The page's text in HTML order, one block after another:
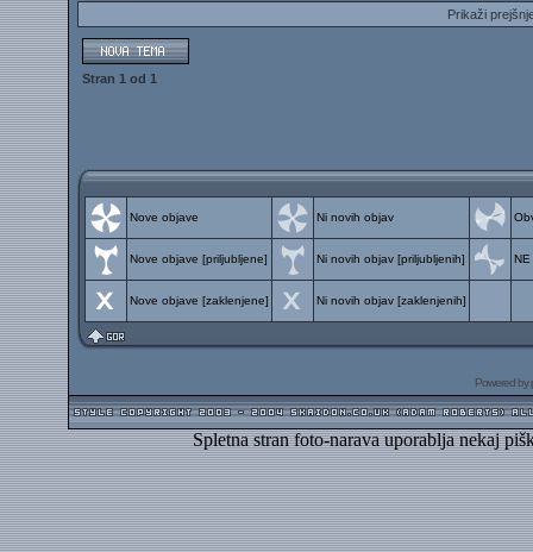
Prikaži
Stran 1 od 1
Nove objave Ni novih objav
Nove objave [priljubljene] Ni novih objav [priljubljenih] NE
Nove objave [zaklenjene] Ni novih objav [zaklenjenih]
Powered by
Spletna stran foto-narava uporablja nekaj